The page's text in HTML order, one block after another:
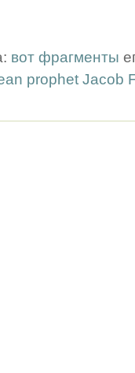
вот фрагменты
prophet Jacob